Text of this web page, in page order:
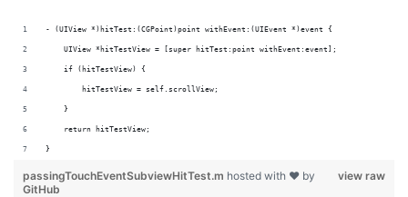
- (UIView *)hitTest:(CGPoint)point withEvent:(UIEvent *)event {
    UIView *hitTestView = [super hitTest:point withEvent:event];
    if (hitTestView) {
        hitTestView = self.scrollView;
    }
    return hitTestView;
}
view raw
passingTouchEventSubviewHitTest.m hosted with ❤ by
GitHub